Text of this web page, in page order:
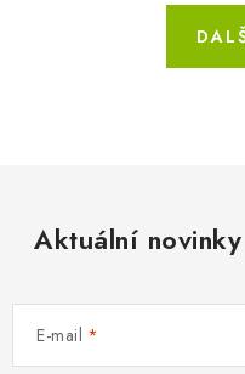
Aktuální
E-mail